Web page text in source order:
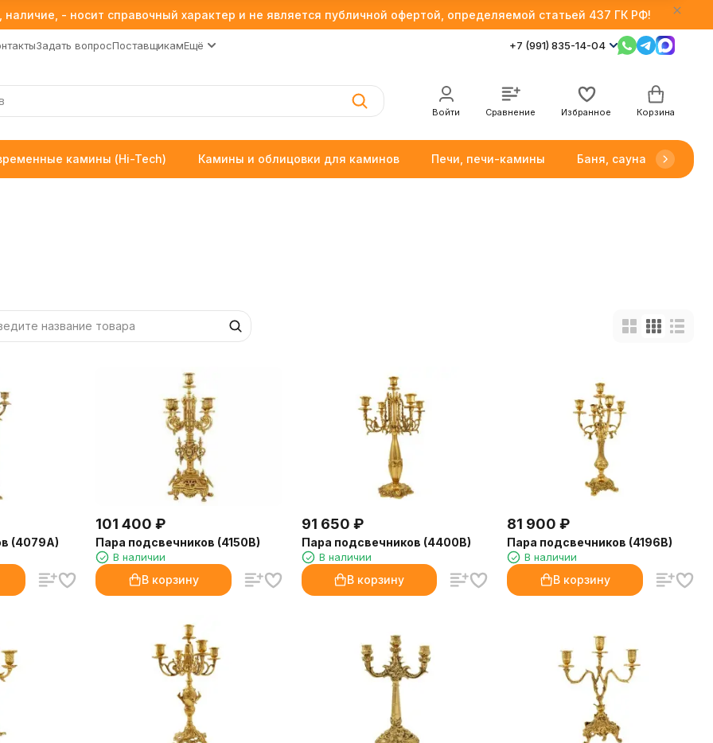
- носит справочный характер и не является публичной офертой, определяемой статьей 437 ГК РФ!
Задать вопросПоставщикамЕщё +7 (991) 835-14-04
Войти Сравнение Избранное Корзина
камины (Hi-Tech) Камины и облицовки для каминов Печи, печи-камины Баня, сауна
(4079A)
101 400 ₽
Пара подсвечников (4150B)
В наличии
В корзину
91 650 ₽
Пара подсвечников (4400B)
В наличии
В корзину
81 900 ₽
Пара подсвечников (4196B)
В наличии
В корзину